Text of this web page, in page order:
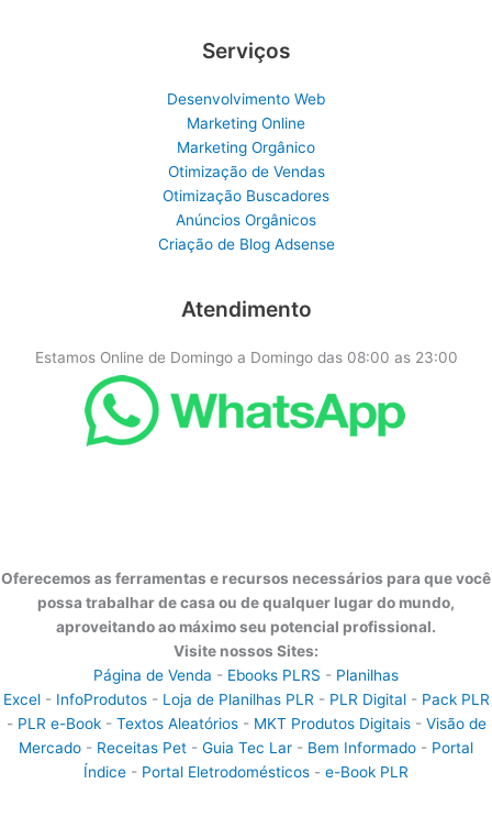
Serviços
Desenvolvimento Web
Marketing Online
Marketing Orgânico
Otimização de Vendas
Otimização Buscadores
Anúncios Orgânicos
Criação de Blog Adsense
Atendimento
Estamos Online de Domingo a Domingo das 08:00 as 23:00
Oferecemos as ferramentas e recursos necessários para que você
possa trabalhar de casa ou de qualquer lugar do mundo,
aproveitando ao máximo seu potencial profissional.
Visite nossos Sites:
Página de Venda - Ebooks PLRS - Planilhas
Excel- InfoProdutos- Loja de Planilhas PLR - PLR Digital- Pack PLR
- PLR e-Book- Textos Aleatórios- MKT Produtos Digitais- Visão de
Mercado - Receitas Pet - Guia Tec Lar - Bem Informado - Portal
Índice - Portal Eletrodomésticos - e-Book PLR